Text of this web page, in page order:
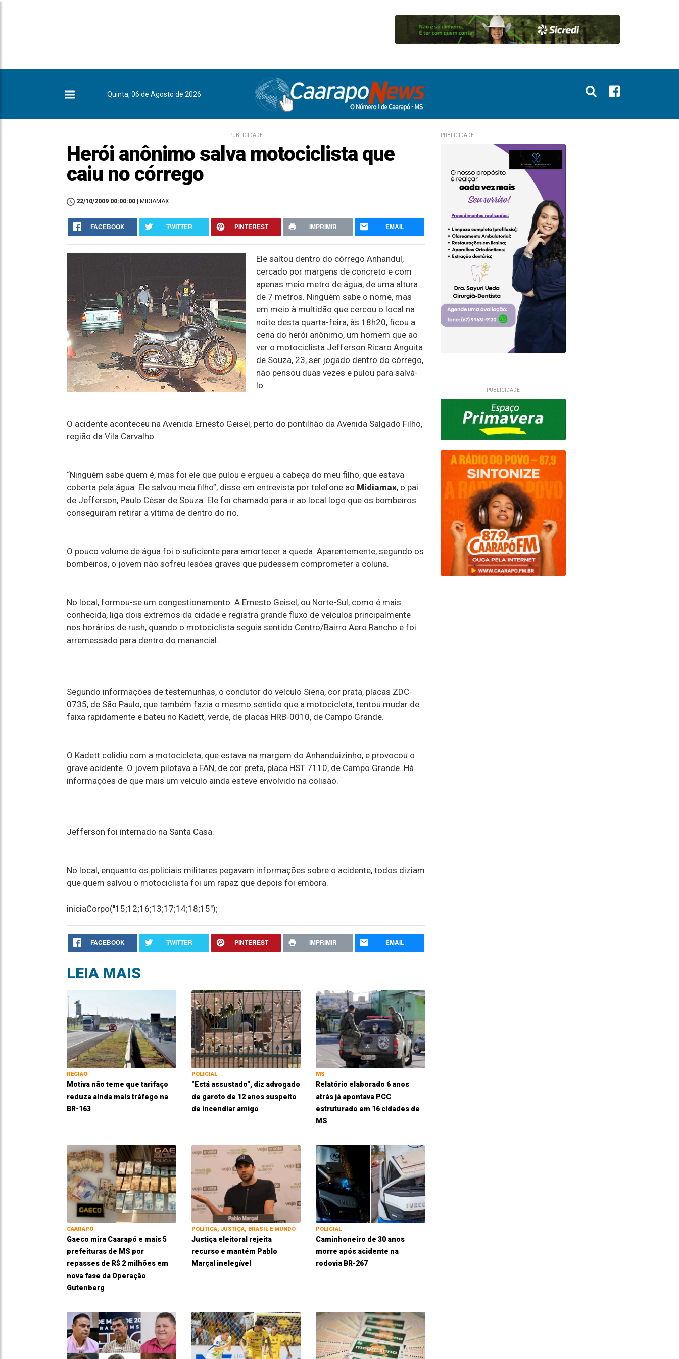
Quinta, 06 de Agosto de 2026
PUBLICIDADE
Herói anônimo salva motociclista que
caiu no córrego
22/10/2009 00:00:00 | MIDIAMAX
FACEBOOK TWITTER PINTEREST IMPRIMIR EMAIL
Ele saltou dentro do córrego Anhanduí,
cercado por margens de concreto e com
apenas meio metro de água, de uma altura
de 7 metros. Ninguém sabe o nome, mas
em meio à multidão que cercou o local na
noite desta quarta-feira, às 18h20, ficou a
cena do herói anônimo, um homem que ao
ver o motociclista Jefferson Ricaro Anguita
de Souza, 23, ser jogado dentro do córrego,
não pensou duas vezes e pulou para salvá-
lo.
O acidente aconteceu na Avenida Ernesto Geisel, perto do pontilhão da Avenida Salgado Filho,
região da Vila Carvalho.
“Ninguém sabe quem é, mas foi ele que pulou e ergueu a cabeça do meu filho, que estava
coberta pela água. Ele salvou meu filho”, disse em entrevista por telefone ao Midiamax, o pai
de Jefferson, Paulo César de Souza. Ele foi chamado para ir ao local logo que os bombeiros
conseguiram retirar a vítima de dentro do rio.
O pouco volume de água foi o suficiente para amortecer a queda. Aparentemente, segundo os
bombeiros, o jovem não sofreu lesões graves que pudessem comprometer a coluna.
No local, formou-se um congestionamento. A Ernesto Geisel, ou Norte-Sul, como é mais
conhecida, liga dois extremos da cidade e registra grande fluxo de veículos principalmente
nos horários de rush, quando o motociclista seguia sentido Centro/Bairro Aero Rancho e foi
arremessado para dentro do manancial.
Segundo informações de testemunhas, o condutor do veículo Siena, cor prata, placas ZDC-
0735, de São Paulo, que também fazia o mesmo sentido que a motocicleta, tentou mudar de
faixa rapidamente e bateu no Kadett, verde, de placas HRB-0010, de Campo Grande.
O Kadett colidiu com a motocicleta, que estava na margem do Anhanduizinho, e provocou o
grave acidente. O jovem pilotava a FAN, de cor preta, placa HST 7110, de Campo Grande. Há
informações de que mais um veículo ainda esteve envolvido na colisão.
Jefferson foi internado na Santa Casa.
No local, enquanto os policiais militares pegavam informações sobre o acidente, todos diziam
que quem salvou o motociclista foi um rapaz que depois foi embora.
iniciaCorpo("15;12;16;13;17;14;18;15");
FACEBOOK TWITTER PINTEREST IMPRIMIR EMAIL
LEIA MAIS
REGIÃO
Motiva não teme que tarifaço
reduza ainda mais tráfego na
BR-163
POLICIAL
"Está assustado", diz advogado
de garoto de 12 anos suspeito
de incendiar amigo
MS
Relatório elaborado 6 anos
atrás já apontava PCC
estruturado em 16 cidades de
MS
CAARAPÓ
Gaeco mira Caarapó e mais 5
prefeituras de MS por
repasses de R$ 2 milhões em
nova fase da Operação
Gutenberg
POLÍTICA, JUSTIÇA, BRASIL E MUNDO
Justiça eleitoral rejeita
recurso e mantém Pablo
Marçal inelegível
POLICIAL
Caminhoneiro de 30 anos
morre após acidente na
rodovia BR-267
PUBLICIDADE
PUBLICIDADE